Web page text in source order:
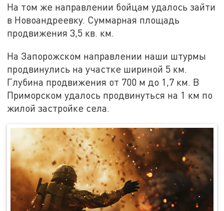
На том же направлении бойцам удалось зайти
в Новоандреевку. Суммарная площадь
продвижения 3,5 кв. км.
На Запорожском направлении наши штурмы
продвинулись на участке шириной 5 км.
Глубина продвижения от 700 м до 1,7 км. В
Приморском удалось продвинуться на 1 км по
жилой застройке села.